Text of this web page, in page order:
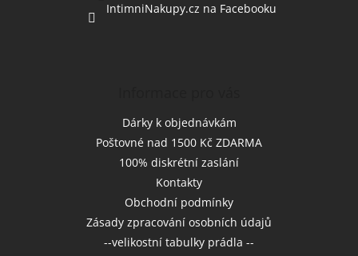
IntimniNakupy.cz na Facebooku
Dárky k objednávkám
Poštovné nad 1500 Kč ZDARMA
100% diskrétní zaslání
Kontakty
Obchodní podmínky
Zásady zpracování osobních údajů
--velikostní tabulky prádla --